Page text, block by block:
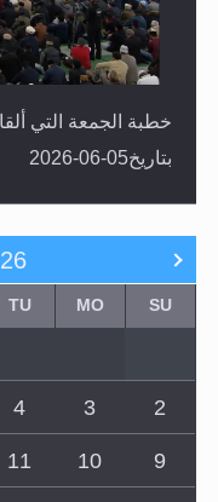
خطبة الجمعة التي
TU
9
10
11
16
17
18